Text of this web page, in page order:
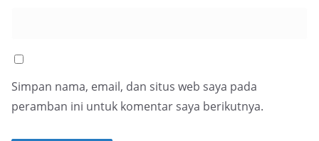
Simpan nama, email, dan situs web saya pada
peramban ini untuk komentar saya berikutnya.